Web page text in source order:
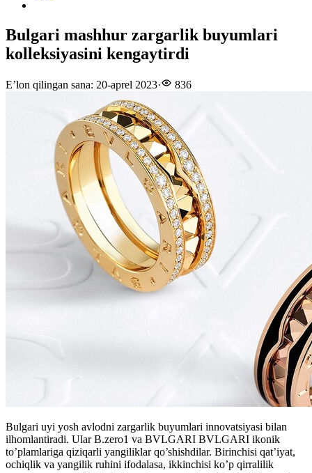
Bulgari mashhur zargarlik buyumlari
kolleksiyasini kengaytirdi
E’lon qilingan sana: 20-aprel 2023· 836
Bulgari uyi yosh avlodni zargarlik buyumlari innovatsiyasi bilan
ilhomlantiradi. Ular B.zero1 va BVLGARI BVLGARI ikonik
to’plamlariga qiziqarli yangiliklar qo’shishdilar. Birinchisi qat’iyat,
ochiqlik va yangilik ruhini ifodalasa, ikkinchisi ko’p qirralilik